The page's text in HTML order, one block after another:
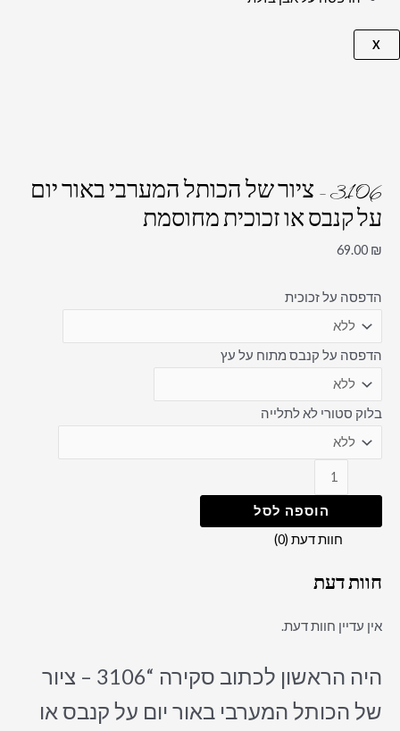
X
3106 – ציור של הכותל המערבי באור יום
על קנבס או זכוכית מחוסמת
69.00 ₪
הדפסה על זכוכית
הדפסה על קנבס מתוח על עץ
בלוק סטורי לא לתלייה
הוספה לסל
חוות דעת (0)
חוות דעת
אין עדיין חוות דעת.
היה הראשון לכתוב סקירה “3106 – ציור
של הכותל המערבי באור יום על קנבס או